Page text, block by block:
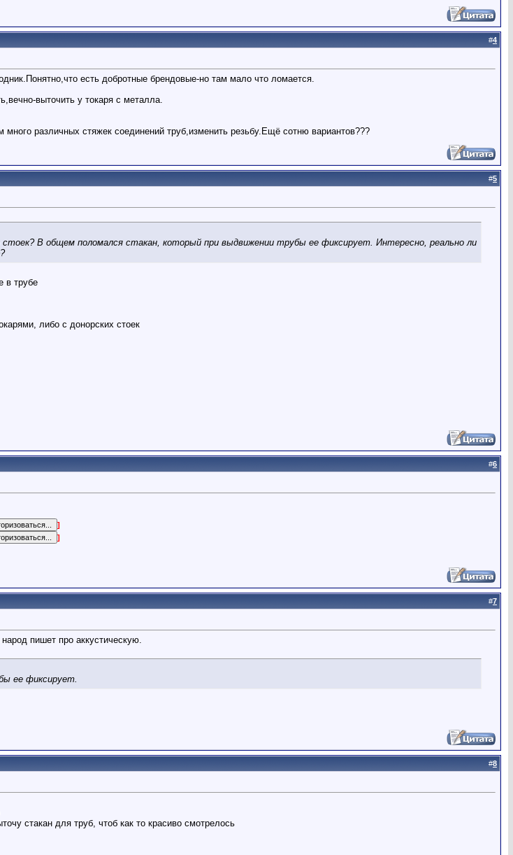
#4
есть добротные брендовые-но там мало что ломается.
выточить у токаря с металла.
различных стяжек соединений труб,изменить резьбу.Ещё сотню вариантов???
#5
В общем поломался стакан, который при выдвижении трубы ее фиксирует. Интересно, реально ли
в трубе
либо с донорских стоек
#6
]
]
#7
пишет про аккустическую.
ее фиксирует.
#8
стакан для труб, чтоб как то красиво смотрелось